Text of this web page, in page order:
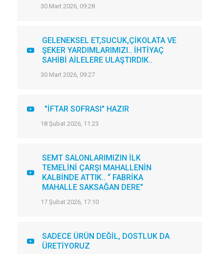
30 Mart 2026, 09:28
GELENEKSEL ET,SUCUK,ÇİKOLATA VE
ŞEKER YARDIMLARIMIZI.. İHTİYAÇ
SAHİBİ AİLELERE ULAŞTIRDIK..
30 Mart 2026, 09:27
"İFTAR SOFRASI" HAZIR
18 Şubat 2026, 11:23
SEMT SALONLARIMIZIN İLK
TEMELİNİ ÇARŞI MAHALLENİN
KALBİNDE ATTIK.. “ FABRİKA
MAHALLE SAKSAĞAN DERE”
17 Şubat 2026, 17:10
SADECE ÜRÜN DEĞİL, DOSTLUK DA
ÜRETİYORUZ